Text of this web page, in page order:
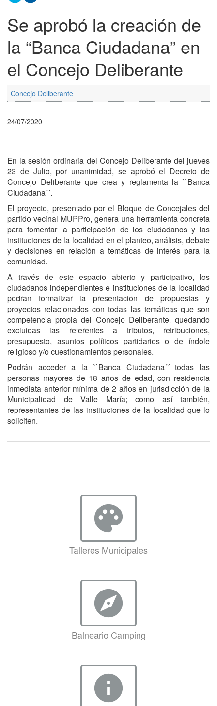
Se aprobó la creación de
la “Banca Ciudadana” en
el Concejo Deliberante
Concejo Deliberante
24/07/2020
En la sesión ordinaria del Concejo Deliberante del jueves
23 de Julio, por unanimidad, se aprobó el Decreto de
Concejo Deliberante que crea y reglamenta la ``Banca
Ciudadana´´.
El proyecto, presentado por el Bloque de Concejales del
partido vecinal MUPPro, genera una herramienta concreta
para fomentar la participación de los ciudadanos y las
instituciones de la localidad en el planteo, análisis, debate
y decisiones en relación a temáticas de interés para la
comunidad.
A través de este espacio abierto y participativo, los
ciudadanos independientes e instituciones de la localidad
podrán formalizar la presentación de propuestas y
proyectos relacionados con todas las temáticas que son
competencia propia del Concejo Deliberante, quedando
excluidas las referentes a tributos, retribuciones,
presupuesto, asuntos políticos partidarios o de índole
religioso y/o cuestionamientos personales.
Podrán acceder a la ``Banca Ciudadana´´ todas las
personas mayores de 18 años de edad, con residencia
inmediata anterior mínima de 2 años en jurisdicción de la
Municipalidad de Valle María; como así también,
representantes de las instituciones de la localidad que lo
soliciten.
palette
Talleres Municipales
explore
Balneario Camping
info